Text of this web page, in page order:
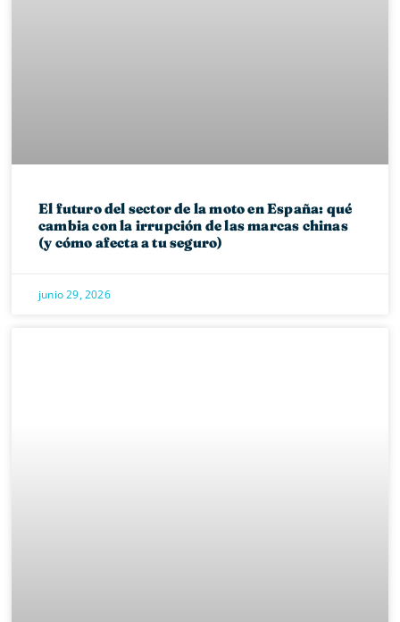
El futuro del sector de la moto en España: qué
cambia con la irrupción de las marcas chinas
(y cómo afecta a tu seguro)
junio 29, 2026